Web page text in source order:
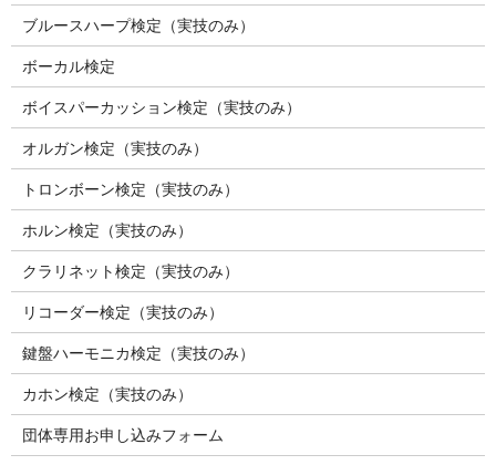
ブルースハープ検定（実技のみ）
ボーカル検定
ボイスパーカッション検定（実技のみ）
オルガン検定（実技のみ）
トロンボーン検定（実技のみ）
ホルン検定（実技のみ）
クラリネット検定（実技のみ）
リコーダー検定（実技のみ）
鍵盤ハーモニカ検定（実技のみ）
カホン検定（実技のみ）
団体専用お申し込みフォーム